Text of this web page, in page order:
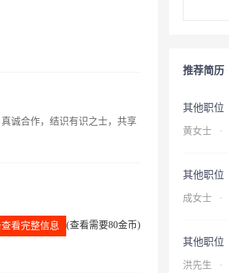
诚合作，结识有识之士，共享
看完整信息 (查看需要80金币)
推荐简历
其他职位
黄女士 ·
其他职位
成女士 ·
其他职位
洪先生 ·